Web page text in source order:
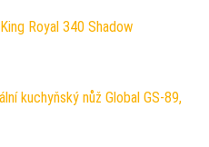
Royal 340 Shadow
kuchyňský nůž Global GS-89,